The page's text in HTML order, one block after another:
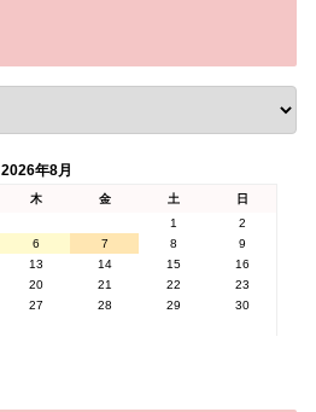
2026年8月
木 金 土
日
1
2
6 7 8
9
13 14 15
16
20 21 22
23
27 28 29
30